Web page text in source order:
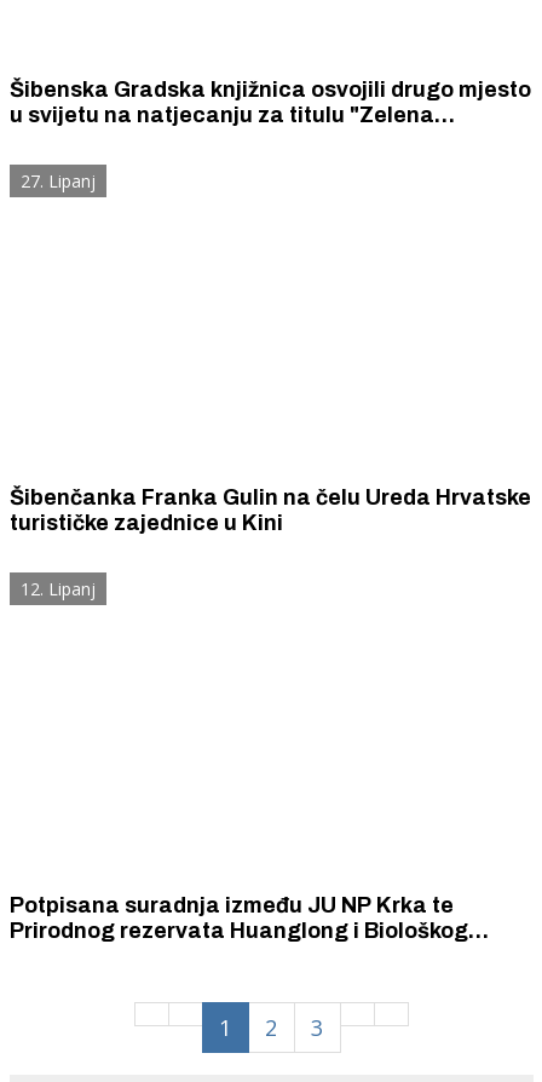
Šibenska Gradska knjižnica osvojili drugo mjesto
u svijetu na natjecanju za titulu "Zelena
društava
27. Lipanj
Šibenčanka Franka Gulin na čelu Ureda Hrvatske
turističke zajednice u Kini
12. Lipanj
Potpisana suradnja između JU NP Krka te
Prirodnog rezervata Huanglong i Biološkog
1 2 3